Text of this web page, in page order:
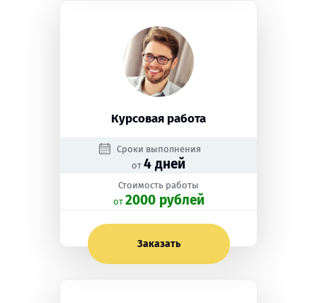
Курсовая работа
Сроки выполнения
от 4 дней
Стоимость работы
oт 2000 рублей
Заказать